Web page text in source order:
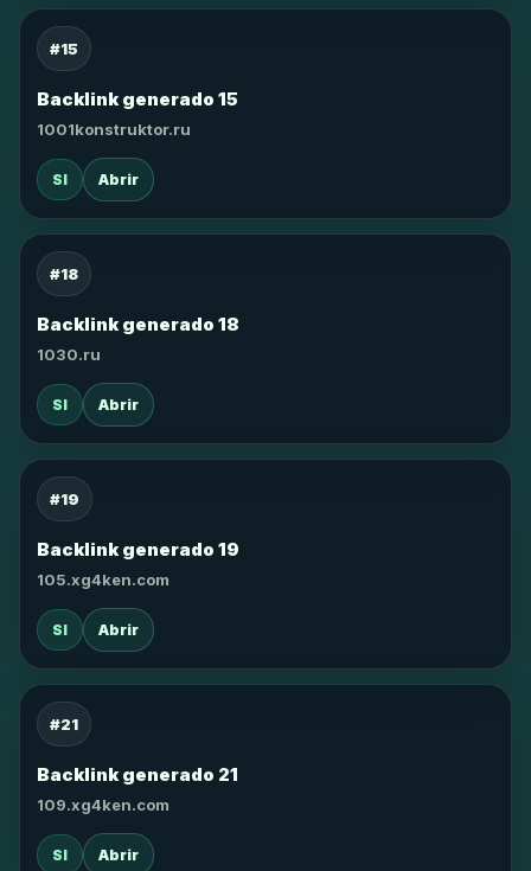
#15
Backlink generado 15
1001konstruktor.ru
SI Abrir
#18
Backlink generado 18
1030.ru
SI Abrir
#19
Backlink generado 19
105.xg4ken.com
SI Abrir
#21
Backlink generado 21
109.xg4ken.com
SI Abrir